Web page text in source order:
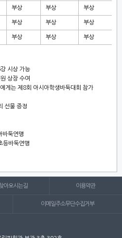
부상 부상 부상
부상 부상 부상
부상 부상 부상
강 시상 가능
상장 수여
게는 제 8회 아시아학생바둑대회 참가
선물 증정
바둑연맹
등바둑연맹
아오시는길 이용약관
이메일주소무단수집거부